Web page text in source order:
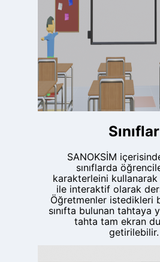
Sınıflar
SANOKSİM
sınıflarda
karakterleini
ile interaktif olarak
Öğretmenler istedikleri
sınıfta bulunan tahtaya
tahta tam ekran
getirilebilir.